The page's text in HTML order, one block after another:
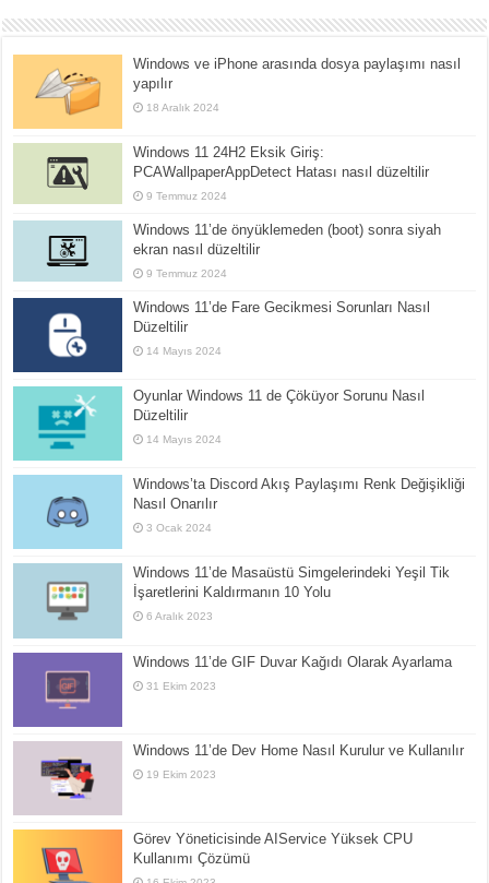
Windows ve iPhone arasında dosya paylaşımı nasıl
yapılır
18 Aralık 2024
Windows 11 24H2 Eksik Giriş:
PCAWallpaperAppDetect Hatası nasıl düzeltilir
9 Temmuz 2024
Windows 11’de önyüklemeden (boot) sonra siyah
ekran nasıl düzeltilir
9 Temmuz 2024
Windows 11’de Fare Gecikmesi Sorunları Nasıl
Düzeltilir
14 Mayıs 2024
Oyunlar Windows 11 de Çöküyor Sorunu Nasıl
Düzeltilir
14 Mayıs 2024
Windows’ta Discord Akış Paylaşımı Renk Değişikliği
Nasıl Onarılır
3 Ocak 2024
Windows 11’de Masaüstü Simgelerindeki Yeşil Tik
İşaretlerini Kaldırmanın 10 Yolu
6 Aralık 2023
Windows 11’de GIF Duvar Kağıdı Olarak Ayarlama
31 Ekim 2023
Windows 11’de Dev Home Nasıl Kurulur ve Kullanılır
19 Ekim 2023
Görev Yöneticisinde AIService Yüksek CPU
Kullanımı Çözümü